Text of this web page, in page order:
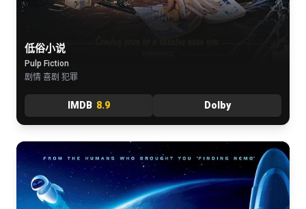
低俗小说
Pulp Fiction
剧情 喜剧 犯罪
IMDB 8.9 Dolby